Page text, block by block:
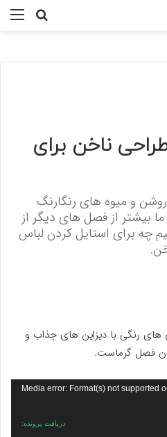
ناخن برای
و میوه های رنگارنگ
بیشتر از فصل های دیگر از
چه برای استایل کردن لباس
های رنگی با دیزاین های جذاب و
فصل گرماست.
Media error: Format(s) not supported
دریافت پرونده: